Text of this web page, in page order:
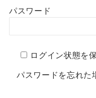
パスワード
ログイン状態を
パスワードを忘れた